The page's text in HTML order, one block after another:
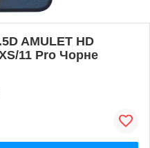
AMULET HD
11 Pro Чорне